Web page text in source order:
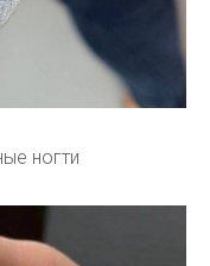
ногти